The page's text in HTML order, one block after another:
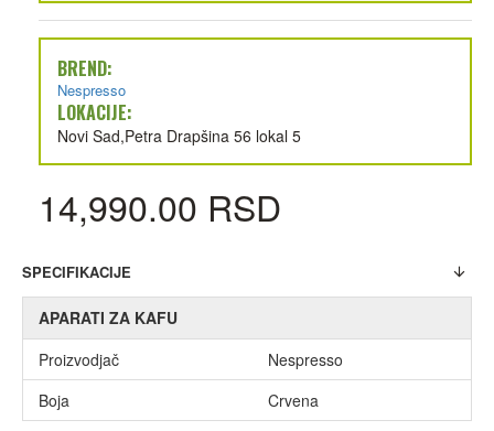
BREND:
Nespresso
LOKACIJE:
Novi Sad,Petra Drapšina 56 lokal 5
14,990.00 RSD
SPECIFIKACIJE
APARATI ZA KAFU
Proizvodjač
Nespresso
Boja
Crvena